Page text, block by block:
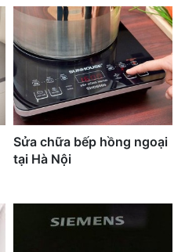
Sửa chữa bếp hồng ngoại
tại Hà Nội